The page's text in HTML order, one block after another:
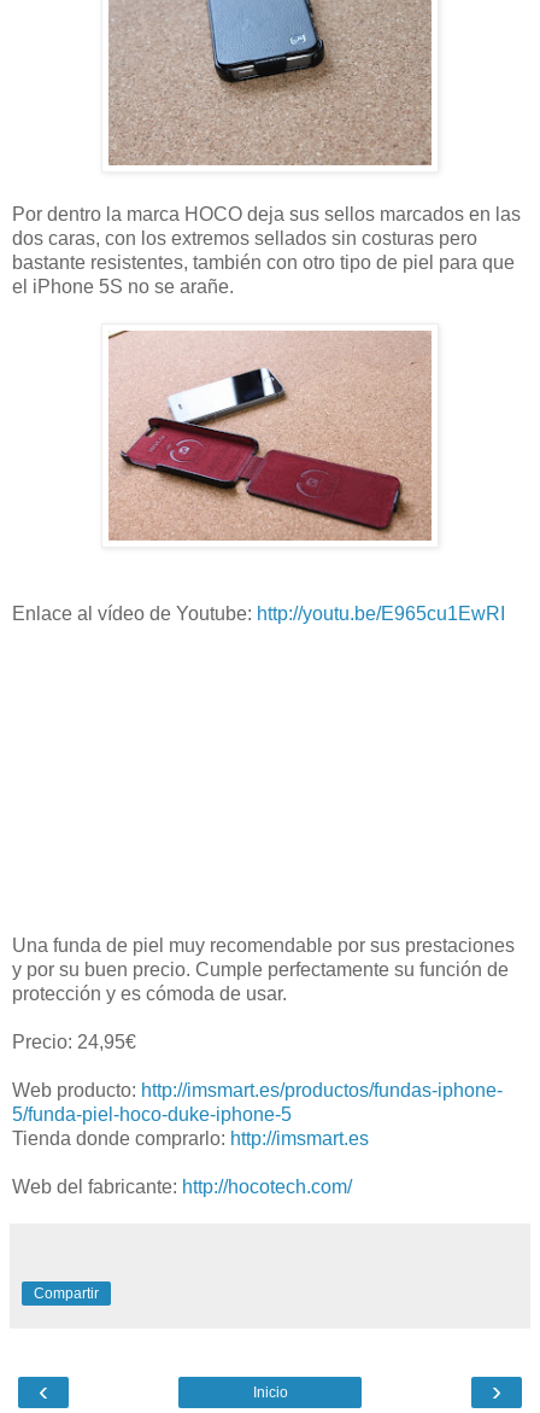
Por dentro la marca HOCO deja sus sellos marcados en las
dos caras, con los extremos sellados sin costuras pero
bastante resistentes, también con otro tipo de piel para que
el iPhone 5S no se arañe.
Enlace al vídeo de Youtube: http://youtu.be/E965cu1EwRI
Una funda de piel muy recomendable por sus prestaciones
y por su buen precio. Cumple perfectamente su función de
protección y es cómoda de usar.
Precio: 24,95€
Web producto: http://imsmart.es/productos/fundas-iphone-
5/funda-piel-hoco-duke-iphone-5
Tienda donde comprarlo: http://imsmart.es
Web del fabricante: http://hocotech.com/
Compartir
‹ ›
Inicio